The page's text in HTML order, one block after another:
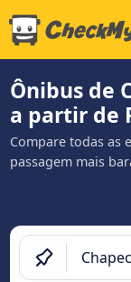
Ônibus de
a partir de
Compare todas as
passagem mais